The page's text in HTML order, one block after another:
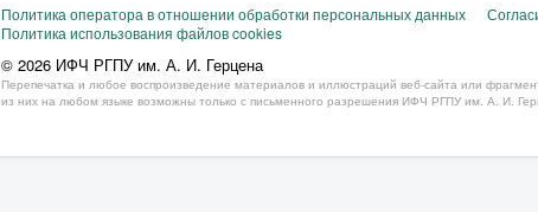
Политика оператора в отношении обработки персональных данных
Политика использования файлов cookies
© 2026 ИФЧ РГПУ им. А. И. Герцена
Перепечатка и любое воспроизведение материалов и иллюстраций веб-сайта или
из них на любом языке возможны только с письменного разрешения ИФЧ РГПУ им. А. И.